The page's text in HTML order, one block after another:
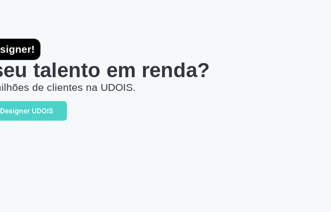
talento em renda?
de clientes na UDOIS.
UDOIS